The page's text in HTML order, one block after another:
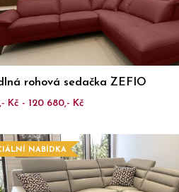
rohová sedačka ZEFIO
Kč - 120 680,- Kč
NABÍDKA